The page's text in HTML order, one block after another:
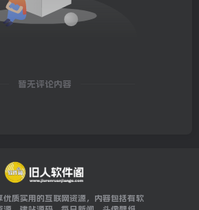
暂无评论内容
优质实用的互联网资源，内容包括有软